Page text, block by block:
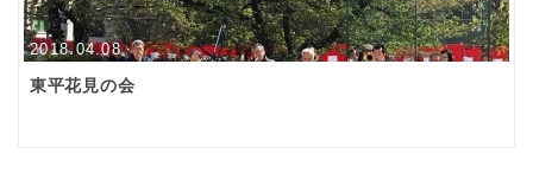
2018.04.08
東平花見の会